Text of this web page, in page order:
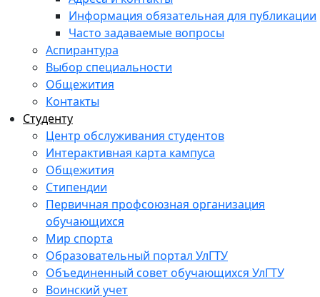
Информация обязательная для публикации
Часто задаваемые вопросы
Аспирантура
Выбор специальности
Общежития
Контакты
Студенту
Центр обслуживания студентов
Интерактивная карта кампуса
Общежития
Стипендии
Первичная профсоюзная организация
обучающихся
Мир спорта
Образовательный портал УлГТУ
Объединенный совет обучающихся УлГТУ
Воинский учет